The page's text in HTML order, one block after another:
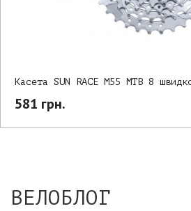
Касета SUN RACE M55 MTB 8
581 грн.
ВЕЛОБЛОГ